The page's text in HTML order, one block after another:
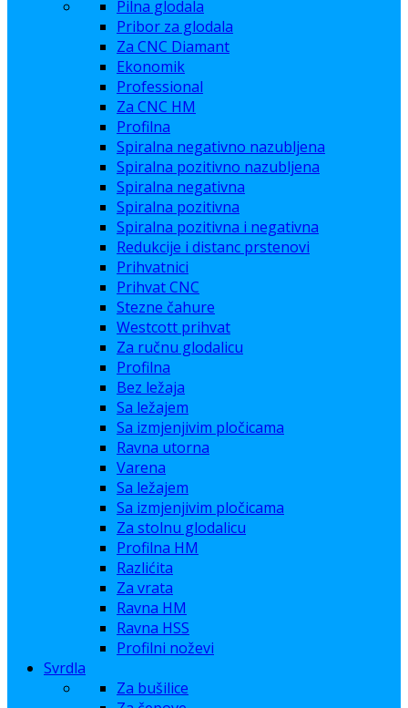
Pilna glodala
Pribor za glodala
Za CNC Diamant
Ekonomik
Professional
Za CNC HM
Profilna
Spiralna negativno nazubljena
Spiralna pozitivno nazubljena
Spiralna negativna
Spiralna pozitivna
Spiralna pozitivna i negativna
Redukcije i distanc prstenovi
Prihvatnici
Prihvat CNC
Stezne čahure
Westcott prihvat
Za ručnu glodalicu
Profilna
Bez ležaja
Sa ležajem
Sa izmjenjivim pločicama
Ravna utorna
Varena
Sa ležajem
Sa izmjenjivim pločicama
Za stolnu glodalicu
Profilna HM
Razlićita
Za vrata
Ravna HM
Ravna HSS
Profilni noževi
Svrdla
Za bušilice